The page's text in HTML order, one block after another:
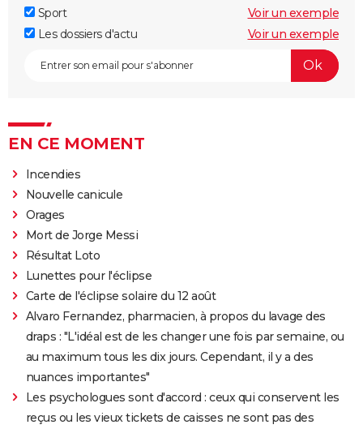
Sport
Voir un exemple
Les dossiers d'actu
Voir un exemple
EN CE MOMENT
Incendies
Nouvelle canicule
Orages
Mort de Jorge Messi
Résultat Loto
Lunettes pour l'éclipse
Carte de l'éclipse solaire du 12 août
Alvaro Fernandez, pharmacien, à propos du lavage des
draps : "L'idéal est de les changer une fois par semaine, ou
au maximum tous les dix jours. Cependant, il y a des
nuances importantes"
Les psychologues sont d'accord : ceux qui conservent les
reçus ou les vieux tickets de caisses ne sont pas des